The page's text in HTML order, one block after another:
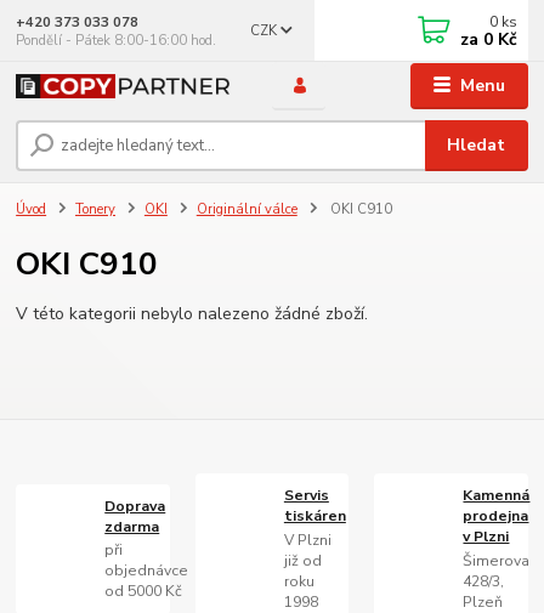
Menu
CZK
Hledat
+420 373 033 078
Pondělí - Pátek 8:00-16:00 hod.
0 ks
za 0 Kč
Úvod Tonery OKI Originální válce OKI C910
OKI C910
V této kategorii nebylo nalezeno žádné zboží.
Doprava
zdarma
při
objednávce
od 5000 Kč
Servis
tiskáren
V Plzni
již od
roku
1998
Kamenná
prodejna
v Plzni
Šimerova
428/3,
Plzeň